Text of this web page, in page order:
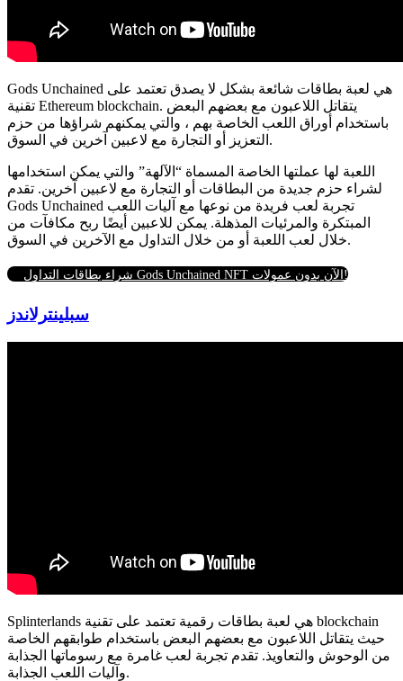
Gods Unchained هي لعبة بطاقات شائعة بشكل لا يصدق تعتمد على
تقنية Ethereum blockchain. يتقاتل اللاعبون مع بعضهم البعض
باستخدام أوراق اللعب الخاصة بهم ، والتي يمكنهم شراؤها من حزم
التعزيز أو التجارة مع لاعبين آخرين في السوق.
اللعبة لها عملتها الخاصة المسماة “الآلهة” والتي يمكن استخدامها
لشراء حزم جديدة من البطاقات أو التجارة مع لاعبين آخرين. تقدم
Gods Unchained تجربة لعب فريدة من نوعها مع آليات اللعب
المبتكرة والمرئيات المذهلة. يمكن للاعبين أيضًا ربح مكافآت من
خلال لعب اللعبة أو من خلال التداول مع الآخرين في السوق.
شراء بطاقات التداول Gods Unchained NFT الآن بدون عمولات!
سبلينترلاندز
Splinterlands هي لعبة بطاقات رقمية تعتمد على تقنية blockchain
حيث يتقاتل اللاعبون مع بعضهم البعض باستخدام طوابقهم الخاصة
من الوحوش والتعاويذ. تقدم تجربة لعب غامرة مع رسوماتها الجذابة
وآليات اللعب الجذابة.